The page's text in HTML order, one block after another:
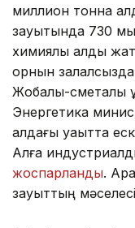
миллион тонна
зауытында 730
химиялық қалдық
орнын
Жобалық-
Энергетика
алдағы уақытта
Алға
жоспарланды.
зауыттың